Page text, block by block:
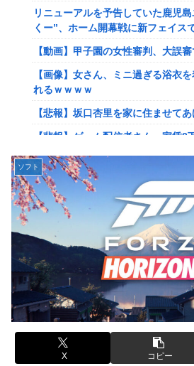
【艦これ】ひみつの通り道 他
【艦これ】ナマケモノアガノウサギ
【艦これ】競泳水着いんのかよ
日産e-power、無給油で1980km走
→山頂から下ってるだけでした…
イーロン・マスク「中国のロボッ
【速報】北海道江別大学生殺人事
に無期懲役の判決←これ、妥当だと
【悲報】女さん、歩行者を轢いた挙
いことになってしまうw w w w w w
海外「日本は戦勝国なんだよ」 戦
様に各国から称賛の声
【画像】居酒屋さん、6人で長居し
い客にお気持ち表明してしまう←コ
や？？？？？？
女芸人の吉住さん（36）メイクし
たと判明ｗｗｗｗｗｗｗｗｗ
リニューアルを予告していた鹿児
くー”、ホーム開幕戦に新フェイス
【動画】甲子園の女性審判、大誤
【画像】女さん、ミニ過ぎる浴衣
れるｗｗｗｗ
【悲報】坂口杏里を家に住ませて
【悲報】ゲーム配信者さん、家賃8
【速報】ひろゆき、離婚wwwwww
【放送事故】フジテレビ、女子大生
番組ｗｗｗｗ
【艦これ】でもイベントのたびに思
てクソだわ！
【艦これ】ひみつの通り道 他
【艦これ】ナマケモノアガノウサ
【虹ヶ咲】「夏はせつ泣き」がキ
ライブ！】
フジテレビ「2026 FORMULA1 サ
ソフト
X コピー